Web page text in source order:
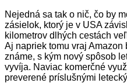
Nejedná sa tak o nič, čo by
zásielok, ktorý je v USA
kilometrov dlhých cestách
Aj napriek tomu vraj
známe, s kým nový spôsob
vyvíja. Naviac komerčné
preverené príslušnými